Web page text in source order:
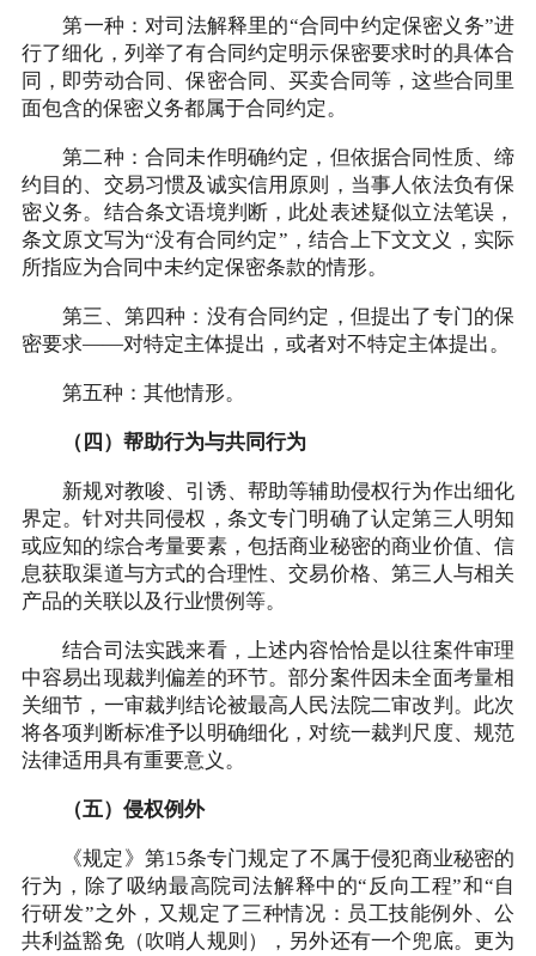
第一种：对司法解释里的“合同中约定保密义务”进
行了细化，列举了有合同约定明示保密要求时的具体合
同，即劳动合同、保密合同、买卖合同等，这些合同里
面包含的保密义务都属于合同约定。
第二种：合同未作明确约定，但依据合同性质、缔
约目的、交易习惯及诚实信用原则，当事人依法负有保
密义务。结合条文语境判断，此处表述疑似立法笔误，
条文原文写为“没有合同约定”，结合上下文文义，实际
所指应为合同中未约定保密条款的情形。
第三、第四种：没有合同约定，但提出了专门的保
密要求——对特定主体提出，或者对不特定主体提出。
第五种：其他情形。
（四）帮助行为与共同行为
新规对教唆、引诱、帮助等辅助侵权行为作出细化
界定。针对共同侵权，条文专门明确了认定第三人明知
或应知的综合考量要素，包括商业秘密的商业价值、信
息获取渠道与方式的合理性、交易价格、第三人与相关
产品的关联以及行业惯例等。
结合司法实践来看，上述内容恰恰是以往案件审理
中容易出现裁判偏差的环节。部分案件因未全面考量相
关细节，一审裁判结论被最高人民法院二审改判。此次
将各项判断标准予以明确细化，对统一裁判尺度、规范
法律适用具有重要意义。
（五）侵权例外
《规定》第15条专门规定了不属于侵犯商业秘密的
行为，除了吸纳最高院司法解释中的“反向工程”和“自
行研发”之外，又规定了三种情况：员工技能例外、公
共利益豁免（吹哨人规则），另外还有一个兜底。更为